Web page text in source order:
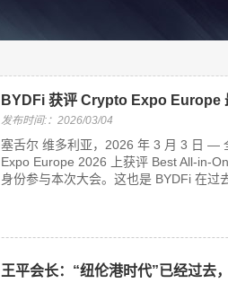
BYDFi 获评 Crypto Expo Europe
发布时间:：2026/03/04
塞舌尔 维多利亚，2026 年 3 月 3 日 —
Expo Europe 2026 上获评 Best All-in-
身份参与本次大会。这也是 BYDFi 在过
王平会长：“纽伦港时代”已经过去